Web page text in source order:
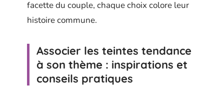
facette du couple, chaque choix colore leur
histoire commune.
Associer les teintes tendance
à son thème : inspirations et
conseils pratiques